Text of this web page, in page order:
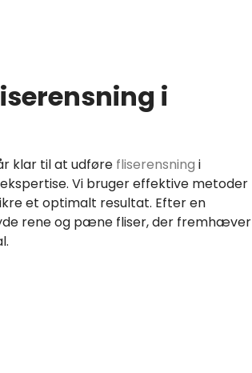
i
klar til at udføre fliserensning i
Vi bruger effektive metoder
et optimalt resultat. Efter en
rene og pæne fliser, der fremhæver